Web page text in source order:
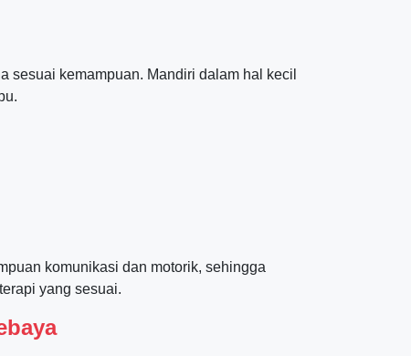
sesuai kemampuan. Mandiri dalam hal kecil
komunikasi dan motorik, sehingga
yang sesuai.